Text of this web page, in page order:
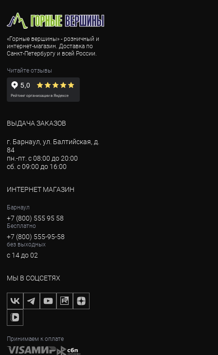
«Горные вершины» - розничный и
интернет-магазин. Доставка по
Санкт-Петербургу и всей России.
Читайте отзывы
ВЫДАЧА ЗАКАЗОВ
г. Барнаул, ул. Балтийская, д.
84
пн.-пт. с 08:00 до 20:00
сб. с 09:00 до 16:00
ИНТЕРНЕТ МАГАЗИН
Барнаул
+7 (800) 555 95 58
Бесплатно
+7 (800) 555-95-58
без выходных
с 14 до 02
МЫ В СОЦСЕТЯХ
Принимаем к оплате